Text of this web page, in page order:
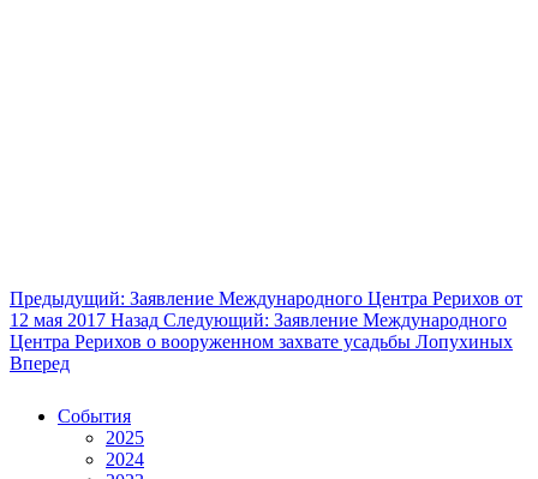
Предыдущий: Заявление Международного Центра Рерихов от
12 мая 2017 Назад Следующий: Заявление Международного
Центра Рерихов о вооруженном захвате усадьбы Лопухиных
Вперед
События
2025
2024